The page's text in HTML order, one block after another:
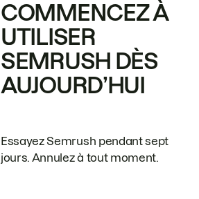
COMMENCEZ À
UTILISER
SEMRUSH DÈS
AUJOURD’HUI
Essayez Semrush pendant sept
jours. Annulez à tout moment.